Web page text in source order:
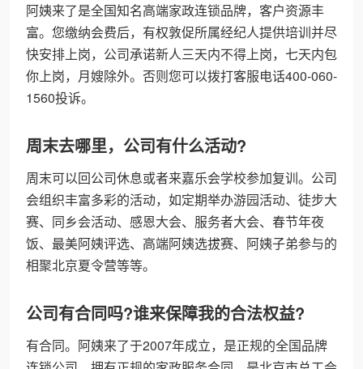
阿姨来了是全国知名高端家政连锁品牌，客户资源丰
富。您缴纳会费后，有权敦促所属经纪人提供培训并尽
快安排上岗，公司承诺新人三天内不得上岗，七天内包
你上岗，月嫂除外。否则您可以拨打客服电话400-060-
1560投诉。
周末去哪里，公司有什么活动?
周末可以回公司休息或者来嘉乐会学校参加复训。公司
会组织丰富多彩的活动，如定期举办游园活动、徒步大
赛、同乡会活动、感恩大会、服务者大会、春节年夜
饭、最美阿姨评选、高端阿姨选拔赛、阿姨子弟参与的
相聚北京夏令营等等。
公司有合同吗?谁来保障我的合法权益?
有合同。阿姨来了于2007年成立，是正规的全国品牌